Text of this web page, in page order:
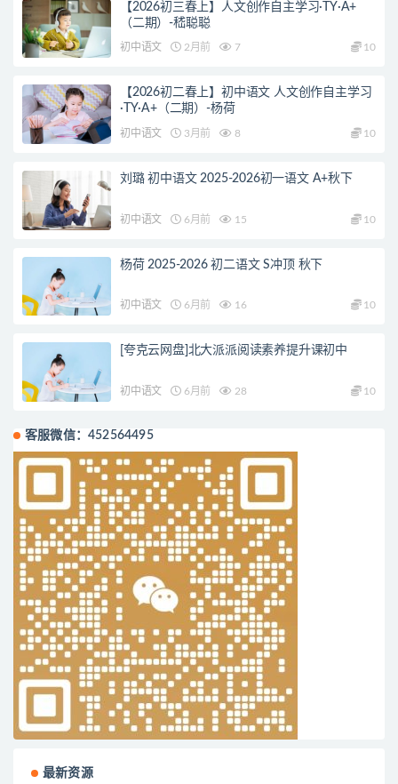
【2026初三春上】人文创作自主学习·TY·A+
（二期）-嵇聪聪
初中语文 2月前 7 10
【2026初二春上】初中语文 人文创作自主学习
·TY·A+（二期）-杨荷
初中语文 3月前 8 10
刘璐 初中语文 2025-2026初一语文 A+秋下
初中语文 6月前 15 10
杨荷 2025-2026 初二语文 S冲顶 秋下
初中语文 6月前 16 10
[夸克云网盘]北大派派阅读素养提升课初中
初中语文 6月前 28 10
客服微信：452564495
最新资源